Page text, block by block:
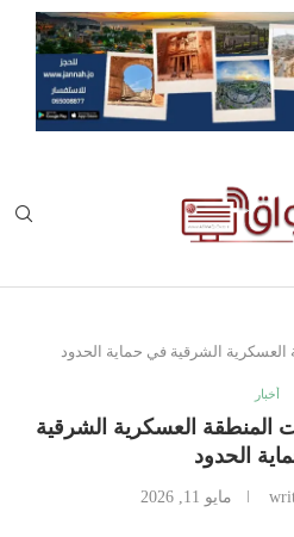
العسكرية الشرقية في حماية الحدود
أخبار
المنطقة العسكرية الشرقية
الحدود
مايو 11, 2026